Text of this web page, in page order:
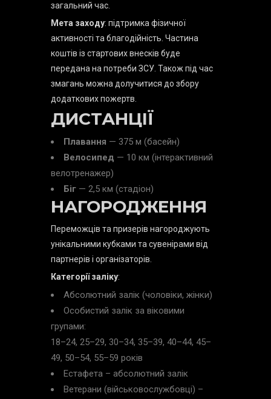
загальний час.
Мета заходу: підтримка фізичної
активності та благодійність. Частина
коштів із стартових внесків буде
передана на потреби ЗСУ. Також під час
змагань можна долучитися до збору
додаткових пожертв.
ДИСТАНЦІЇ
Плавання — 375 м (басейн)
Велосипед — 10 км (інтерактивний
велотренажер)
Біг — 2,5 км (стадіон)
НАГОРОДЖЕННЯ
Переможців та призерів нагороджують
унікальними кубками та сувенірами від
партнерів і організаторів.
Категорії заліку:
Абсолютний залік (чоловіки, жінки)
Особистий залік за віковими
групами:
18–24, 25–29, 30–34, 35–39, 40–44, 45–
49, 50–54, 55–59 років
Естафета – абсолютний залік
Ветерани (військовослужбовці) –